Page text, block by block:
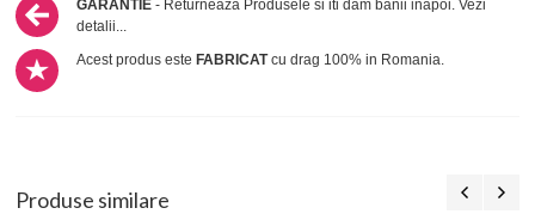
GARANTIE - Returneaza Produsele si iti dam banii inapoi.Vezi
detalii...
Acest produs esteFABRICATcu drag 100% in Romania.
Produse similare